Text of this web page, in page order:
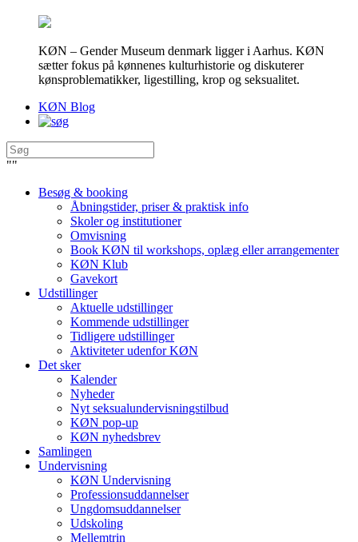
KØN – Gender Museum denmark ligger i Aarhus. KØN
sætter fokus på kønnenes kulturhistorie og diskuterer
kønsproblematikker, ligestilling, krop og seksualitet.
KØN Blog
""
Besøg & booking
Åbningstider, priser & praktisk info
Skoler og institutioner
Omvisning
Book KØN til workshops, oplæg eller arrangementer
KØN Klub
Gavekort
Udstillinger
Aktuelle udstillinger
Kommende udstillinger
Tidligere udstillinger
Aktiviteter udenfor KØN
Det sker
Kalender
Nyheder
Nyt seksualundervisningstilbud
KØN pop-up
KØN nyhedsbrev
Samlingen
Undervisning
KØN Undervisning
Professionsuddannelser
Ungdomsuddannelser
Udskoling
Mellemtrin